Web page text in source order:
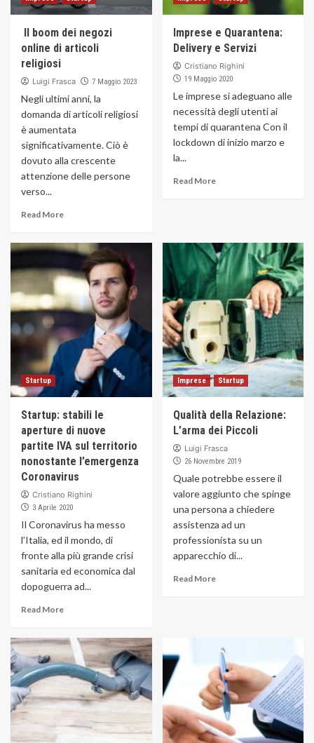
Il boom dei negozi
online di articoli
religiosi
Luigi Frasca 7 Maggio 2023
Negli ultimi anni, la
domanda di articoli religiosi
è aumentata
significativamente. Ciò è
dovuto alla crescente
attenzione delle persone
verso...
Read More
Imprese e Quarantena:
Delivery e Servizi
Cristiano Righini
19 Maggio 2020
Le imprese si adeguano alle
necessità degli utenti ai
tempi di quarantena Con il
lockdown di inizio marzo e
la...
Read More
Startup
Startup: stabili le
aperture di nuove
partite IVA sul territorio
nonostante l’emergenza
Coronavirus
Cristiano Righini
3 Aprile 2020
Il Coronavirus ha messo
l’Italia, ed il mondo, di
fronte alla più grande crisi
sanitaria ed economica dal
dopoguerra ad...
Read More
Imprese Startup
Qualità della Relazione:
L’arma dei Piccoli
Luigi Frasca
26 Novembre 2019
Quale potrebbe essere il
valore aggiunto che spinge
una persona a chiedere
assistenza ad un
professionista su un
apparecchio di...
Read More